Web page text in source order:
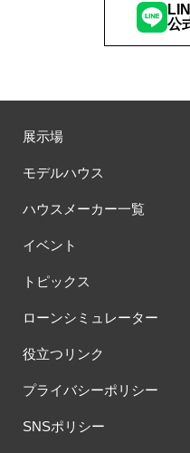
公
展示場
モデルハウス
ハウスメーカー一覧
イベント
トピックス
ローンシミュレーター
役立つリンク
プライバシーポリシー
SNSポリシー